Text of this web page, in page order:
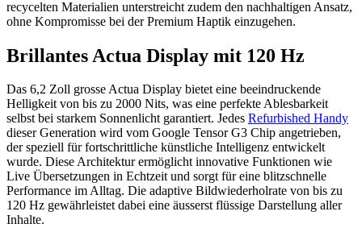
recycelten Materialien unterstreicht zudem den nachhaltigen Ansatz,
ohne Kompromisse bei der Premium Haptik einzugehen.
Brillantes Actua Display mit 120 Hz
Das 6,2 Zoll grosse Actua Display bietet eine beeindruckende
Helligkeit von bis zu 2000 Nits, was eine perfekte Ablesbarkeit
selbst bei starkem Sonnenlicht garantiert. Jedes Refurbished Handy
dieser Generation wird vom Google Tensor G3 Chip angetrieben,
der speziell für fortschrittliche künstliche Intelligenz entwickelt
wurde. Diese Architektur ermöglicht innovative Funktionen wie
Live Übersetzungen in Echtzeit und sorgt für eine blitzschnelle
Performance im Alltag. Die adaptive Bildwiederholrate von bis zu
120 Hz gewährleistet dabei eine äusserst flüssige Darstellung aller
Inhalte.